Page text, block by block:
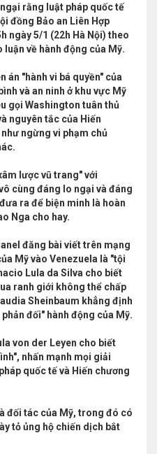
rằng luật pháp quốc tế
đồng Bảo an Liên Hợp
ngày 5/1 (22h Hà Nội) theo
về hành động của Mỹ.
án "hành vi bá quyền" của
và an ninh ở khu vực Mỹ
gọi Washington tuân thủ
nguyên tắc của Hiến
ngừng vi phạm chủ
lược vũ trang" với
cùng đáng lo ngại và đáng
ra để biện minh là hoàn
Nga cho hay.
đăng bài viết trên mạng
Mỹ vào Venezuela là "tội
Lula da Silva cho biết
ranh giới không thể chấp
Sheinbaum khẳng định
đối" hành động của Mỹ.
von der Leyen cho biết
nhấn mạnh mọi giải
quốc tế và Hiến chương
đối tác của Mỹ, trong đó có
tỏ ủng hộ chiến dịch bắt